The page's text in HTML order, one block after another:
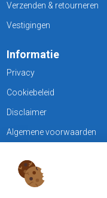
Verzenden & retourneren
Vestigingen
Informatie
Privacy
Cookiebeleid
Disclaimer
Algemene voorwaarden
KLANTENSERVICE